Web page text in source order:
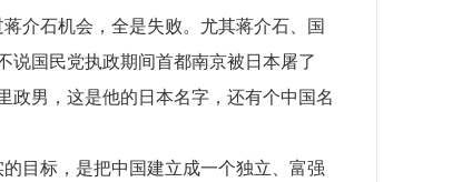
介石机会，全是失败。尤其蒋介石、国
说国民党执政期间首都南京被日本屠了
政男，这是他的日本名字，还有个中国名
目标，是把中国建立成一个独立、富强